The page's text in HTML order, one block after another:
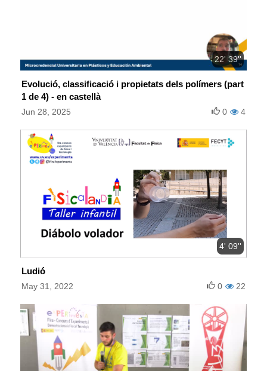
22' 39''
Evolució, classificació i propietats dels polímers (part
1 de 4) - en castellà
Jun 28, 2025 4
0
4' 09''
Ludió
May 31, 2022 22
0